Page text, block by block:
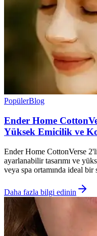
PopülerBlog
Ender Home
Yüksek Emicilik ve
Ender Home CottonVerse
ayarlanabilir tasarımı ve
veya spa ortamında ideal bir
Daha fazla bilgi edinin